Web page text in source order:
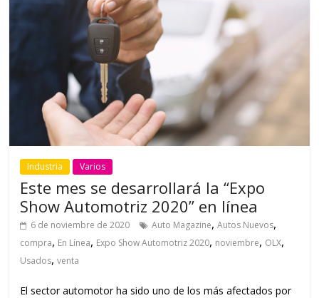
Industria Varios
Este mes se desarrollará la “Expo
Show Automotriz 2020” en línea
6 de noviembre de 2020 Auto Magazine,Autos Nuevos,
compra, En Línea, Expo Show Automotriz 2020, noviembre, OLX,
Usados,venta
El sector automotor ha sido uno de los más afectados por